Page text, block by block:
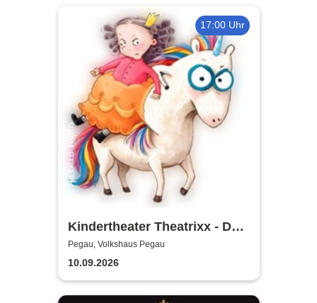
17:00 Uhr
Kindertheater Theatrixx - Das
Neinhorn und der Geburtstag
Pegau, Volkshaus Pegau
10.09.2026